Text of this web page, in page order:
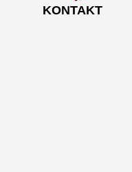
KONTAKT